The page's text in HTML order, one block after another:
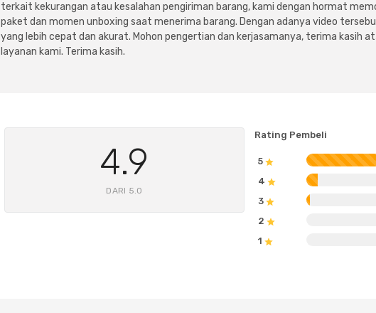
terkait kekurangan atau kesalahan pengiriman barang, kami dengan hormat
paket dan momen unboxing saat menerima barang. Dengan adanya video
yang lebih cepat dan akurat. Mohon pengertian dan kerjasamanya, terima kasih
layanan kami. Terima kasih.
4.9
DARI 5.0
Rating Pembeli
5
4
3
2
1